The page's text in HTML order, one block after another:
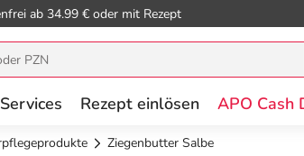
ab 34.99 € oder mit Rezept
Services Rezept einlösen APO Cash
Ziegenbutter Salbe